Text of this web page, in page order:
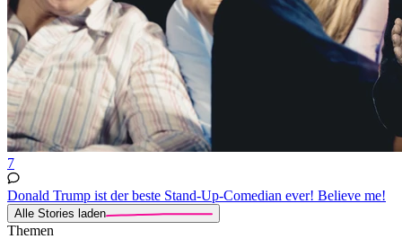
7
Donald Trump ist der beste Stand-Up-Comedian ever! Believe me!
Alle Stories laden
Themen